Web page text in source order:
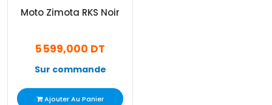
Moto Zimota RKS Noir
5 599,000 DT
Sur commande
Ajouter Au Panier